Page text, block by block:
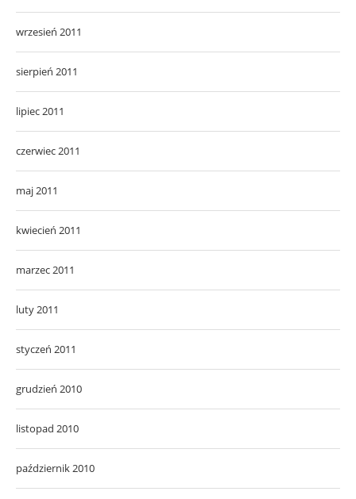
wrzesień 2011
sierpień 2011
lipiec 2011
czerwiec 2011
maj 2011
kwiecień 2011
marzec 2011
luty 2011
styczeń 2011
grudzień 2010
listopad 2010
październik 2010